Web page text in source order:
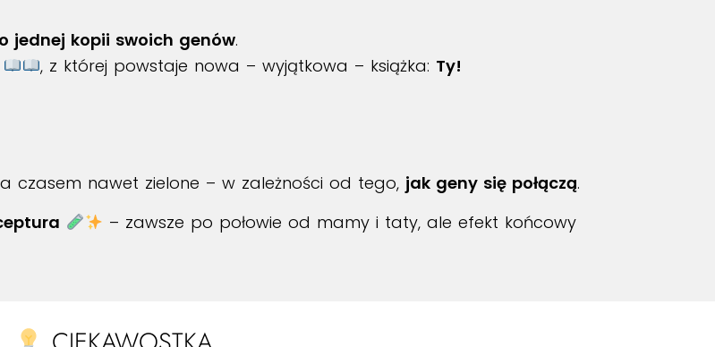
jednej kopii swoich genów.
, z której powstaje nowa – wyjątkowa – książka: Ty!
czasem nawet zielone – w zależności od tego, jak geny się połączą.
– zawsze po połowie od mamy i taty, ale efekt końcowy